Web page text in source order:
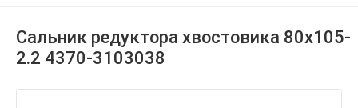
Сальник редуктора хвостовика 80х105-
2.2 4370-3103038